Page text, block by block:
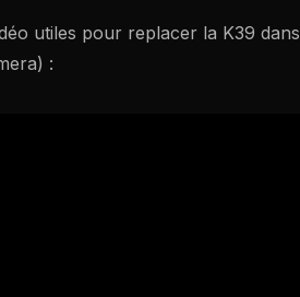
utiles pour replacer la K39
: